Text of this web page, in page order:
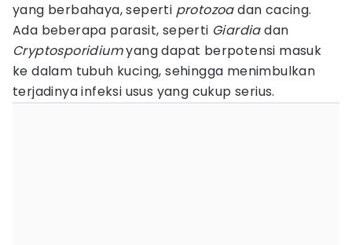
yang berbahaya, seperti protozoadan cacing.
Ada beberapa parasit, seperti Giardiadan
Cryptosporidiumyang dapat berpotensi masuk
ke dalam tubuh kucing, sehingga menimbulkan
terjadinya infeksi usus yang cukup serius.